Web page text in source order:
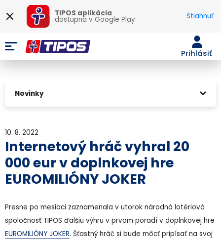
TIPOS aplikácia
dostupná vGoogle Play Stiahnuť
Prihlásiť
Novinky
10. 8. 2022
Internetový hráč vyhral 20
000 eur v doplnkovej hre
EUROMILIÓNY JOKER
Presne po mesiaci zaznamenala v utorok národná lotériová
spoločnosť TIPOS ďalšiu výhru v prvom poradí v doplnkovej hre
EUROMILIÓNY JOKER. Šťastný hráč si bude môcť pripísať na svoj